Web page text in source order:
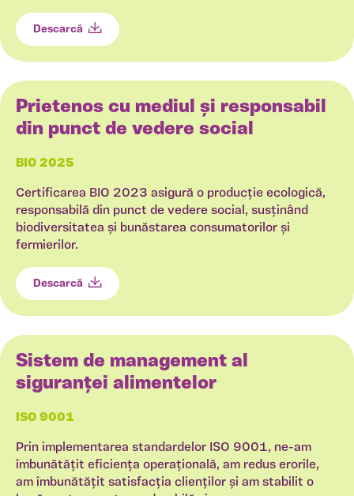
Descarcă
Prietenos cu mediul și responsabil
din punct de vedere social
BIO 2025
Certificarea BIO 2023 asigură o producție ecologică,
responsabilă din punct de vedere social, susținând
biodiversitatea și bunăstarea consumatorilor și
fermierilor.
Descarcă
Sistem de management al
siguranței alimentelor
ISO 9001
Prin implementarea standardelor ISO 9001, ne-am
îmbunătățit eficiența operațională, am redus erorile,
am îmbunătățit satisfacția clienților și am stabilit o